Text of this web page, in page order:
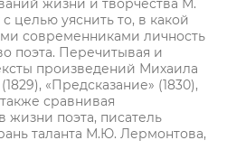
жизни и творчества М.
целью уяснить то, в какой
современниками личность
поэта. Перечитывая и
произведений Михаила
«Предсказание» (1830),
сравнивая
поэта, писатель
таланта М.Ю. Лермонтова,